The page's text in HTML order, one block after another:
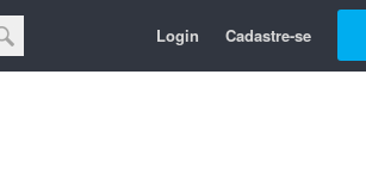
Login Cadastre-se